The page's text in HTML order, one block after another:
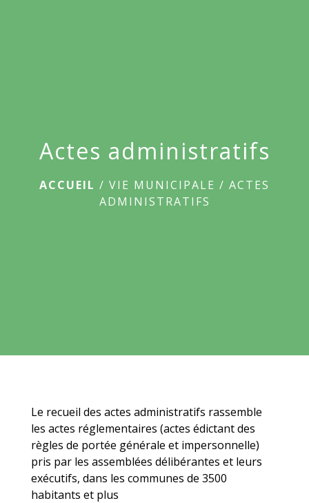
Actes administratifs
ACCUEIL / VIE MUNICIPALE / ACTES
ADMINISTRATIFS
Le recueil des actes administratifs rassemble
les actes réglementaires (actes édictant des
règles de portée générale et impersonnelle)
pris par les assemblées délibérantes et leurs
exécutifs, dans les communes de 3500
habitants et plus